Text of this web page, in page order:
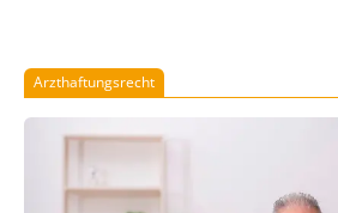
Arzthaftungsrecht